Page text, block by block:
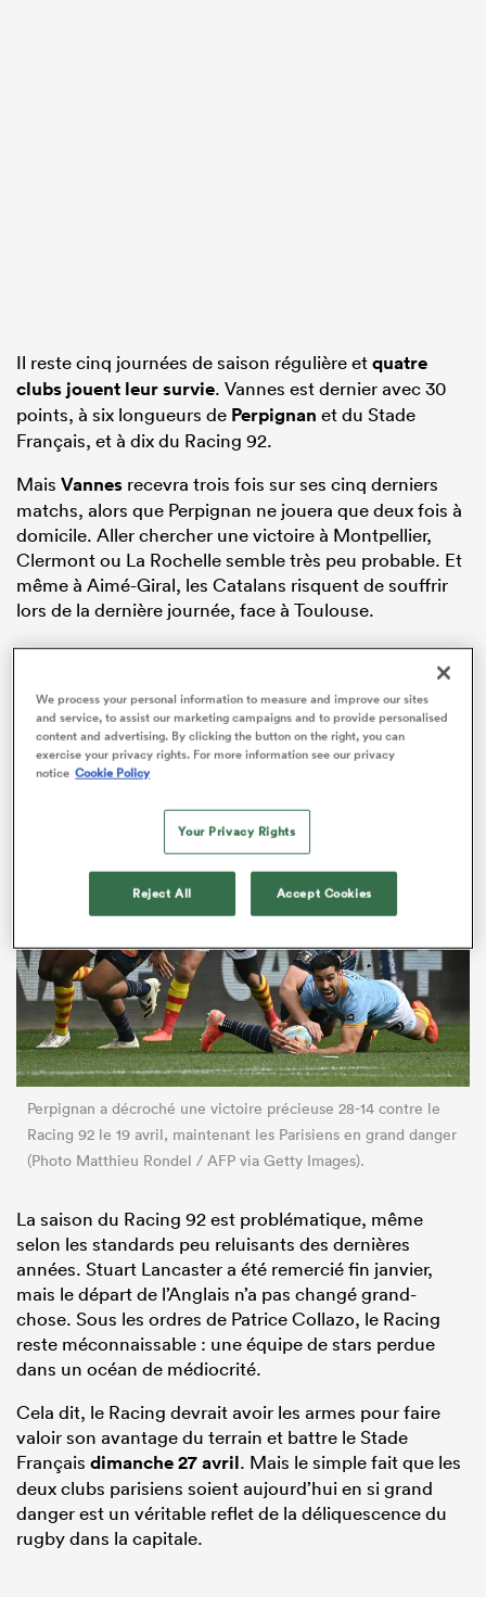
Il reste cinq journées de saison régulière etquatre
clubs jouent leur survie. Vannes est dernier avec 30
points, à six longueurs de Perpignan et du Stade
Français, et à dix du Racing 92.
Mais Vannes recevra trois fois sur ses cinq derniers
matchs, alors que Perpignan ne jouera que deux fois à
domicile. Aller chercher une victoire à Montpellier,
Clermont ou La Rochelle semble très peu probable. Et
même à Aimé-Giral, les Catalans risquent de souffrir
lors de la dernière journée, face à Toulouse.
Leur autre réception, programmée le 10 mai, sera
contre le Stade Français. Une affiche capitale, d’autant
que ce week-end, les Parisiens se déplacent eux
aussi… mais juste à quelques kilomètres, chez leurs
voisins du Racing 92.
Perpignan a décroché une victoire précieuse 28-14 contre le
Racing 92 le 19 avril, maintenant les Parisiens en grand danger
(Photo Matthieu Rondel / AFP via Getty Images).
La saison du Racing 92 est problématique, même
selon les standards peu reluisants des dernières
années. Stuart Lancaster a été remercié fin janvier,
mais le départ de l’Anglais n’a pas changé grand-
chose. Sous les ordres de Patrice Collazo, le Racing
reste méconnaissable : une équipe de stars perdue
dans un océan de médiocrité.
Cela dit, le Racing devrait avoir les armes pour faire
valoir son avantage du terrain et battre le Stade
Français dimanche 27 avril. Mais le simple fait que les
deux clubs parisiens soient aujourd’hui en si grand
danger est un véritable reflet de la déliquescence du
rugby dans la capitale.
We process your personal information to measure and improve our sites
and service, to assist our marketing campaigns and to provide personalised
content and advertising. By clicking the button on the right, you can
exercise your privacy rights. For more information see our privacy
notice Cookie Policy
Your Privacy Rights
Reject All Accept Cookies